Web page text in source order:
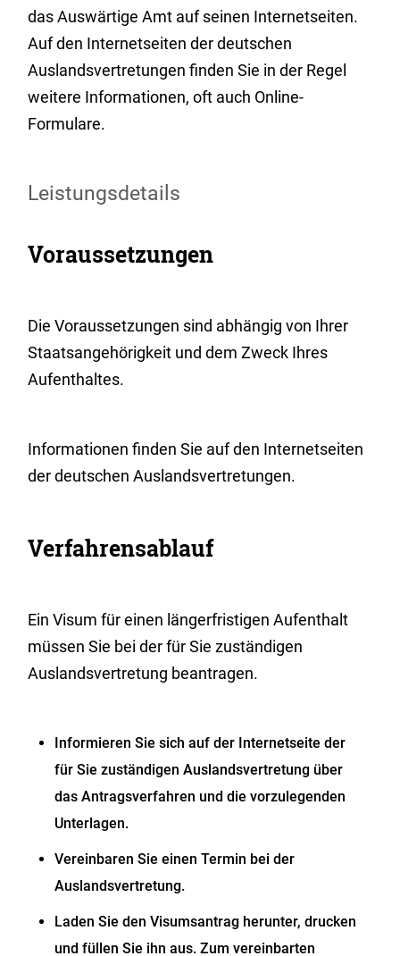
das Auswärtige Amt auf seinen Internetseiten.
Auf den Internetseiten der deutschen
Auslandsvertretungen finden Sie in der Regel
weitere Informationen, oft auch Online-
Formulare.
Leistungsdetails
Voraussetzungen
Die Voraussetzungen sind abhängig von Ihrer
Staatsangehörigkeit und dem Zweck Ihres
Aufenthaltes.
Informationen finden Sie auf den Internetseiten
der deutschen Auslandsvertretungen.
Verfahrensablauf
Ein Visum für einen längerfristigen Aufenthalt
müssen Sie bei der für Sie zuständigen
Auslandsvertretung beantragen.
Informieren Sie sich auf der Internetseite der
für Sie zuständigen Auslandsvertretung über
das Antragsverfahren und die vorzulegenden
Unterlagen.
Vereinbaren Sie einen Termin bei der
Auslandsvertretung.
Laden Sie den Visumsantrag herunter, drucken
und füllen Sie ihn aus. Zum vereinbarten